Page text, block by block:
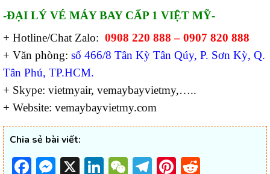
-ĐẠI LÝ VÉ MÁY BAY CẤP 1 VIỆT MỸ-
+ Hotline/Chat Zalo: 0908 220 888 – 0907 820 888
+ Văn phòng: số 466/8 Tân Kỳ Tân Qúy, P. Sơn Kỳ, Q.
Tân Phú, TP.HCM.
+ Skype: vietmyair, vemaybayvietmy,…..
+ Website: vemaybayvietmy.com
Chia sẻ bài viết:
Facebook
Messenger
X LinkedIn
WeChat
Telegram
Pinterest